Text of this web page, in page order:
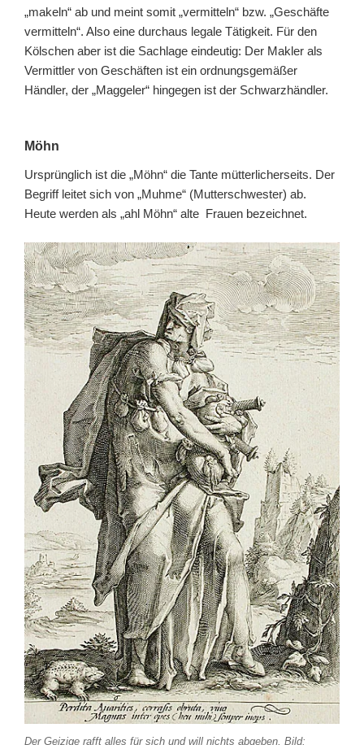
„makeln“ ab und meint somit „vermitteln“ bzw. „Geschäfte
vermitteln“. Also eine durchaus legale Tätigkeit. Für den
Kölschen aber ist die Sachlage eindeutig: Der Makler als
Vermittler von Geschäften ist ein ordnungsgemäßer
Händler, der „Maggeler“ hingegen ist der Schwarzhändler.
Möhn
Ursprünglich ist die „Möhn“ die Tante mütterlicherseits. Der
Begriff leitet sich von „Muhme“ (Mutterschwester) ab.
Heute werden als „ahl Möhn“ alte Frauen bezeichnet.
Der Geizige rafft alles für sich und will nichts abgeben, Bild: